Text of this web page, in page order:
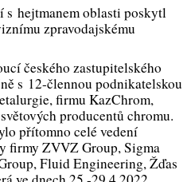
hejtmanem oblasti poskytl
zpravodajskému
českého zastupitelského
s 12-člennou podnikatelskou
firmu KazChrom,
producentů chromu.
přítomno celé vedení
firmy ZVVZ Group, Sigma
Fluid Engineering, Žďas